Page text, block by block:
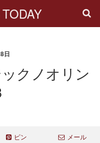
日
ックノオリン
ピン メール